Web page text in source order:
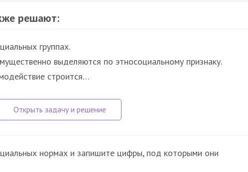
решают:
группах.
выделяются по этносоциальному признаку.
строится…
нормах и запишите цифры, под которыми они